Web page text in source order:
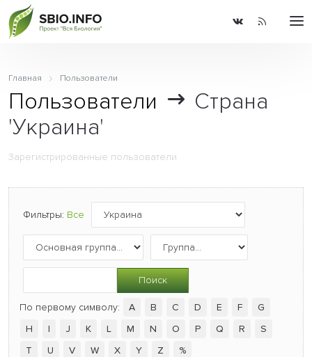
Главная Пользователи
Пользователи
Страна
'Украина'
Зарегистрированные пользователи
Фильтры: Все
Поиск
По первому символу: A B C D E F
G
H
I J K L M N O P Q R
S
T
U V W X Y Z %